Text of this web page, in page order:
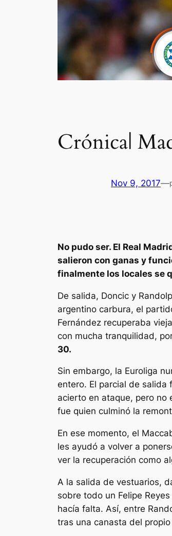
Crónica|
Nov 9, 2017—
No pudo ser. El Real
salieron con ganas y
finalmente los locales se
De salida, Doncic y
argentino carbura, el
Fernández recuperaba
con mucha tranquilidad,
30.
Sin embargo, la Euroliga
entero. El parcial de salida
acierto en ataque, pero no
fue quien culminó la
En ese momento, el
les ayudó a volver a
ver la recuperación como
A la salida de vestuarios,
sobre todo un Felipe
hacía falta. Así, entre
tras una canasta del